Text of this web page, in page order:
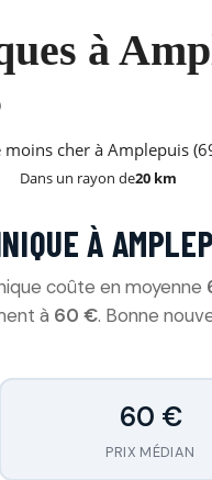
à
cher à Amplepuis
Dans un rayon de20 km
À
coûte en moyenne
à 60 €. Bonne
60 €
PRIX MÉDIAN